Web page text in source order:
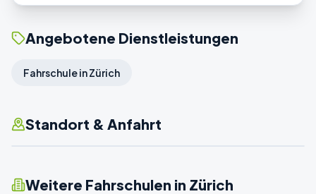
Angebotene Dienstleistungen
Fahrschule in Zürich
Standort & Anfahrt
Weitere Fahrschulen in Zürich